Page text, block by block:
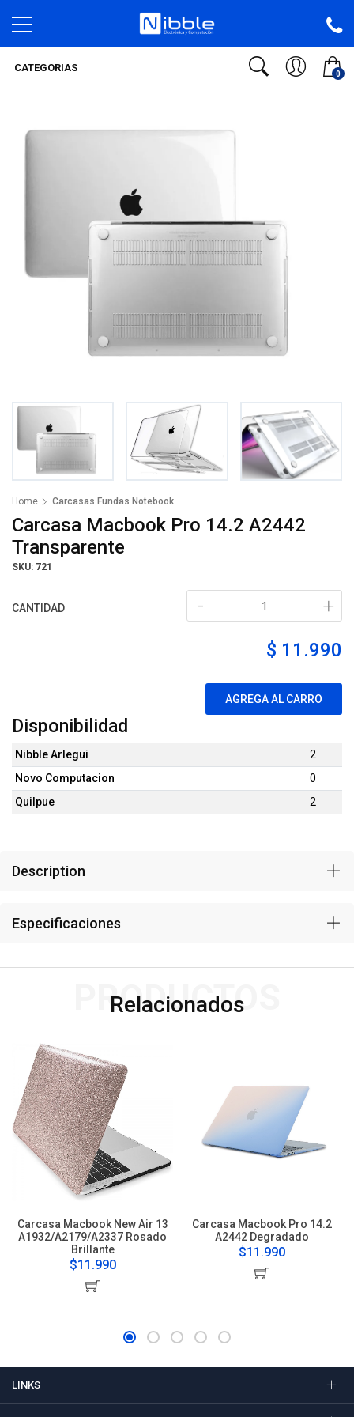
0
CATEGORIAS
Home Carcasas Fundas Notebook
Carcasa Macbook Pro 14.2 A2442
Transparente
SKU: 721
CANTIDAD +
-
$ 11.990
AGREGA AL CARRO
Disponibilidad
Nibble Arlegui
2
Novo Computacion
0
Quilpue
2
Description
Especificaciones
Relacionados
PRODUCTOS
Carcasa Macbook New Air 13
A1932/A2179/A2337 Rosado
Brillante
$11.990
Carcasa Macbook Pro 14.2
A2442 Degradado
$11.990
LINKS